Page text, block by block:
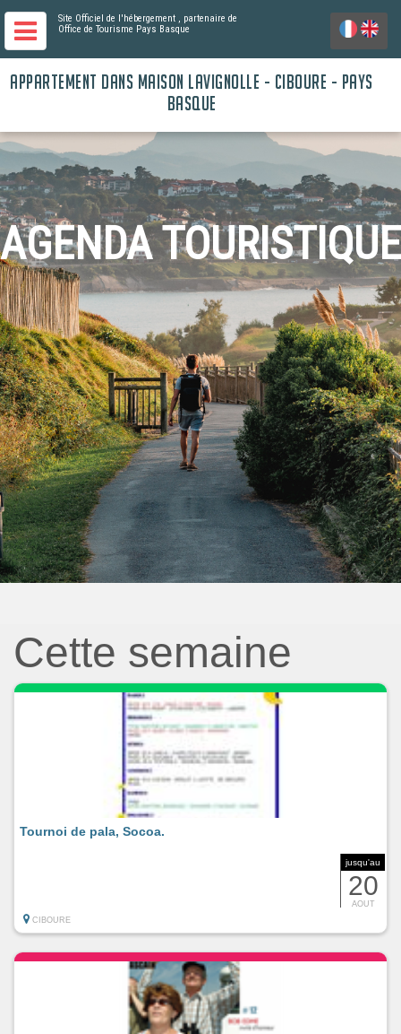
Site Officiel de l'hébergement , partenaire de
Office de Tourisme Pays Basque
APPARTEMENT DANS MAISON LAVIGNOLLE - CIBOURE - PAYS
BASQUE
AGENDA TOURISTIQUE
Cette semaine
jusqu'au
20
AOUT
Tournoi de pala, Socoa.
CIBOURE